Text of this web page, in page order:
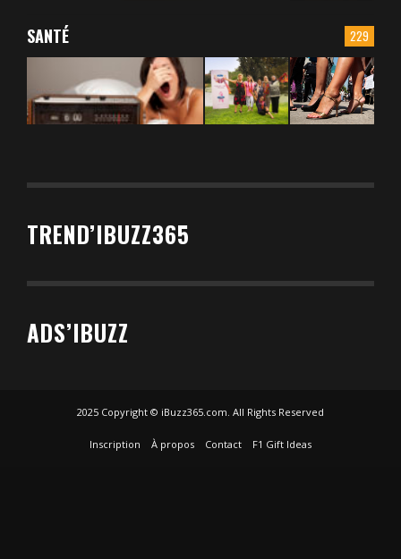
229
SANTÉ
TREND’IBUZZ365
ADS’IBUZZ
2025 Copyright © iBuzz365.com. All Rights Reserved
Inscription À propos Contact F1 Gift Ideas